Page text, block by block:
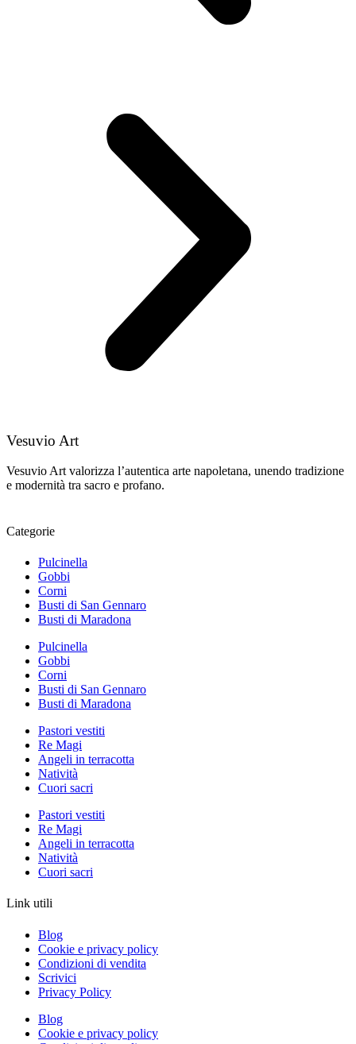
Vesuvio Art
Vesuvio Art valorizza l’autentica arte napoletana, unendo tradizione
e modernità tra sacro e profano.
Categorie
Pulcinella
Gobbi
Corni
Busti di San Gennaro
Busti di Maradona
Pulcinella
Gobbi
Corni
Busti di San Gennaro
Busti di Maradona
Pastori vestiti
Re Magi
Angeli in terracotta
Natività
Cuori sacri
Pastori vestiti
Re Magi
Angeli in terracotta
Natività
Cuori sacri
Link utili
Blog
Cookie e privacy policy
Condizioni di vendita
Scrivici
Privacy Policy
Blog
Cookie e privacy policy